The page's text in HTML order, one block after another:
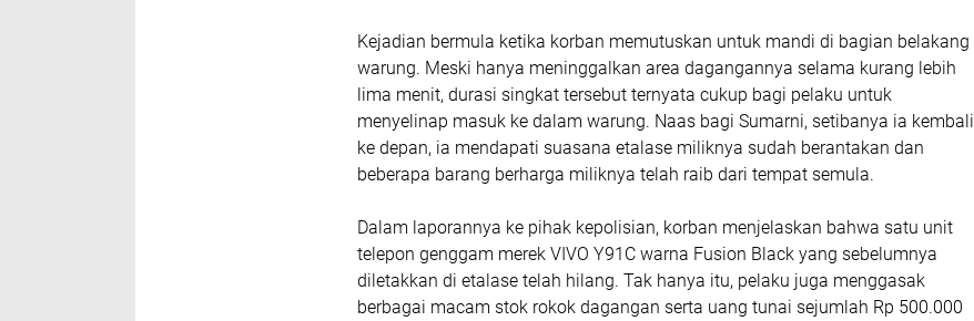
Kejadian bermula ketika korban memutuskan untuk mandi di bagian belakang
warung. Meski hanya meninggalkan area dagangannya selama kurang lebih
lima menit, durasi singkat tersebut ternyata cukup bagi pelaku untuk
menyelinap masuk ke dalam warung. Naas bagi Sumarni, setibanya ia kembali
ke depan, ia mendapati suasana etalase miliknya sudah berantakan dan
beberapa barang berharga miliknya telah raib dari tempat semula.
Dalam laporannya ke pihak kepolisian, korban menjelaskan bahwa satu unit
telepon genggam merek VIVO Y91C warna Fusion Black yang sebelumnya
diletakkan di etalase telah hilang. Tak hanya itu, pelaku juga menggasak
berbagai macam stok rokok dagangan serta uang tunai sejumlah Rp 500.000